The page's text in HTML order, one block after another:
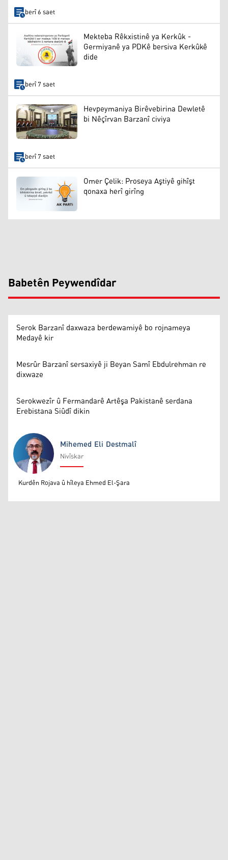
berî 6 saet
Mekteba Rêkxistinê ya Kerkûk -
Germiyanê ya PDKê bersiva Kerkûkê
dide
berî 7 saet
Hevpeymaniya Birêvebirina Dewletê
bi Nêçîrvan Barzanî civiya
berî 7 saet
Omer Çelik: Proseya Aştiyê gihîşt
qonaxa herî girîng
Babetên Peywendîdar
Serok Barzanî daxwaza berdewamiyê bo rojnameya
Medayê kir
Mesrûr Barzanî sersaxiyê ji Beyan Samî Ebdulrehman re
dixwaze
Serokwezîr û Fermandarê Artêşa Pakistanê serdana
Erebistana Siûdî dikin
Mihemed Eli Destmalî
Mihemed Eli Destmalî
Nivîskar
Kurdên Rojava û hîleya Ehmed El-Şara